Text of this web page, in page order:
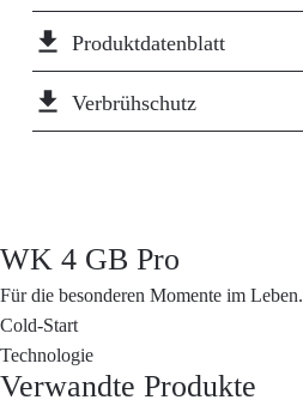
file_download Produktdatenblatt
file_download Verbrühschutz
WK 4 GB Pro
Für die besonderen Momente im Leben.
Cold-Start
Technologie
Verwandte Produkte